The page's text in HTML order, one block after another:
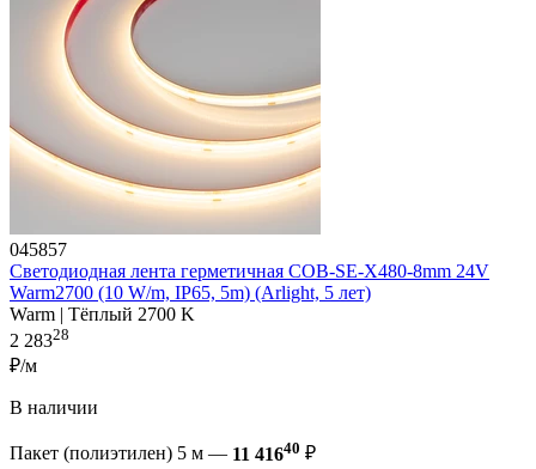
045857
Светодиодная лента герметичная COB-SE-X480-8mm 24V
Warm2700 (10 W/m, IP65, 5m) (Arlight, 5 лет)
Warm | Тёплый 2700 K
2 28328
₽/м
В наличии
Пакет (полиэтилен) 5 м — 11 41640 ₽